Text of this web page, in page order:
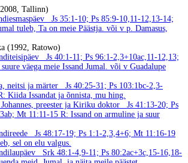
Tallinn)
Js 35:1-10; Ps 85:9-10,11-12,13-14;
tuleb, Ta on meie Päästja. või v p. Damasus,
(1992, Ratowo)
Js 40:1-11; Ps 96:1-2,3+10ac,11-12,13;
väega meie Issand Jumal. või v Guadalupe
neitsi ja märter
Js 40:25-31; Ps 103:1bc-2,3-
Kiida Issandat ja õnnista, mu hing.
preester ja Kiriku doktor
Js 41:13-20; Ps
Mt 11:11-15 R: Issand on armuline ja suur
Js 48:17-19; Ps 1:1-2,3,4+6; Mt 11:16-19
sel on elu valgus.
Srk 48:1-4,9-11; Ps 80:2ac+3c,15-16,18-